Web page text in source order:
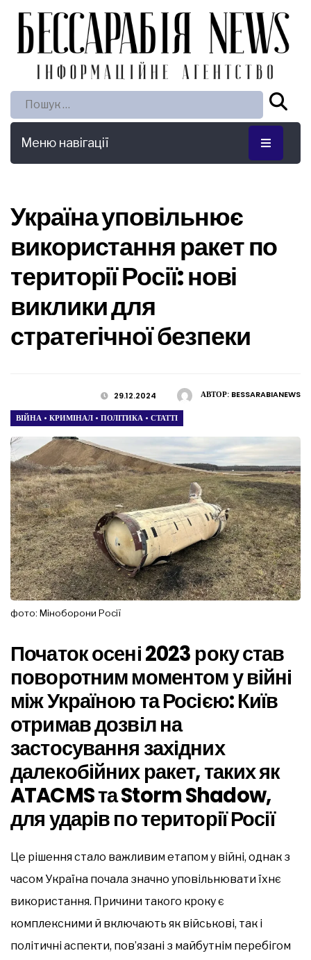
Пошук:
Меню навігації
Україна уповільнює
використання ракет по
території Росії: нові
виклики для
стратегічної безпеки
АВТОР: BESSARABIANEWS
29.12.2024
ВІЙНА • КРИМІНАЛ • ПОЛІТИКА • СТАТТІ
фото: Міноборони Росії
Початок осені 2023 року став
поворотним моментом у війні
між Україною та Росією: Київ
отримав дозвіл на
застосування західних
далекобійних ракет, таких як
ATACMS та Storm Shadow,
для ударів по території Росії
Це рішення стало важливим етапом у війні, однак з
часом Україна почала значно уповільнювати їхнє
використання. Причини такого кроку є
комплексними й включають як військові, так і
політичні аспекти, пов’язані з майбутнім перебігом